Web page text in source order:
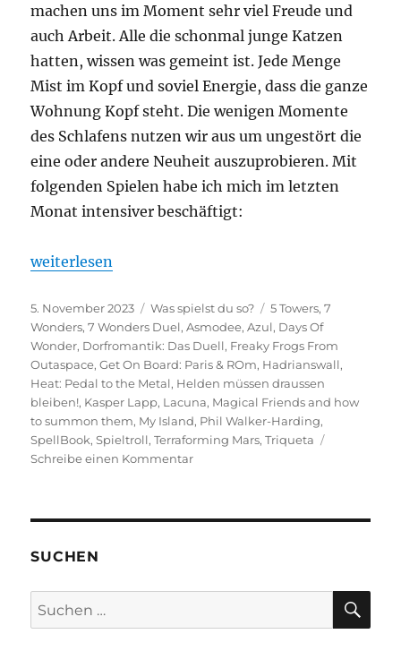
machen uns im Moment sehr viel Freude und
auch Arbeit. Alle die schonmal junge Katzen
hatten, wissen was gemeint ist. Jede Menge
Mist im Kopf und soviel Energie, dass die ganze
Wohnung Kopf steht. Die wenigen Momente
des Schlafens nutzen wir aus um ungestört die
eine oder andere Neuheit auszuprobieren. Mit
folgenden Spielen habe ich mich im letzten
Monat intensiver beschäftigt:
„Was spielst du so? – Oktober 2023“
weiterlesen
Veröffentlicht
am
5. November 2023 Kategorien
Was spielst du so? Schlagwörter
5 Towers,7
Wonders,7 Wonders Duel,Asmodee,Azul, Days Of
Wonder, Dorfromantik: Das Duell, Freaky Frogs From
Outaspace,Get On Board: Paris & ROm, Hadrianswall,
Heat: Pedal to the Metal, Helden müssen draussen
bleiben!, Kasper Lapp, Lacuna, Magical Friends and how
to summon them, My Island, Phil Walker-Harding,
SpellBook,Spieltroll,Terraforming Mars,Triqueta
Schreibe einen Kommentarzu
2023
SUCHEN
Suchen
nach: